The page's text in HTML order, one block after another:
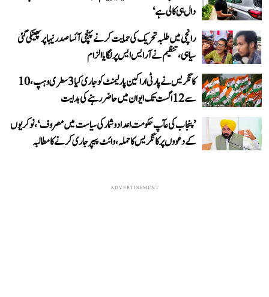
دال ہی کالی ہے‘
رانچی میں طلبہ تحریک کی حمایت کرنے پہنچی آئسا صدر نیہا پر پھینکی گئی
سیاہی، تنظیم نے آر ایس ایس پر لگایا الزام
کانگریس نے پارٹی اراکین پارلیمنٹ کو جاری کیا 3 سطری وہپ، 10
سے 12 اگست تک ایوان میں حاضر رہنے کی ہدایت
’پنجاب کی عآپ حکومت اعداد و شمار کی سیاست میں مصروف‘، نوکریوں
کے دعووں پر کانگریس کا حملہ، وائٹ پیپر جاری کرنے کا مطالبہ
ADVERTISEMENT